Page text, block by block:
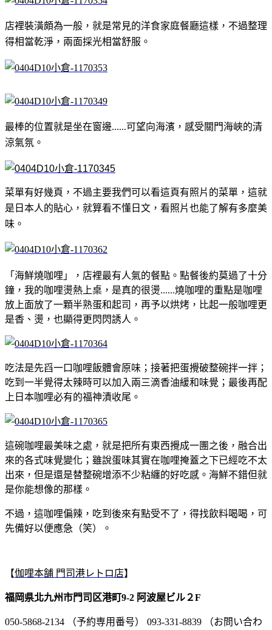
店裡裝潢頗為一般，就是常見的洋食家庭餐廳這樣，不過整理
得相當乾淨，兩面採光相當舒服。
最棒的位置就是坐在窗邊......可望向海濱，感受關門海峽的清
涼氣氛。
菜單有好幾頁，不過主要我們可以看這頁有照片的菜單，這就
是日本人的貼心，就算看不懂日文，看照片也能了解有多麼美
味。
「海鮮燒咖哩」，店裡最有人氣的餐點。點餐後約莫過了十分
鐘，我的咖哩燙熱上桌，是真的很燙......燒咖哩的重點是咖哩
放上面放了一顆半熟蛋和起司，再予以烘烤，比起一般咖哩更
是香、燙，也顯得更閃閃誘人。
吃法是先舀一口咖哩飯體會原味；接著把蛋攪破整碗拌一拌；
吃到一半覺得太辣時可以加入兩三滴香油緩和味覺；最後再配
上日本咖哩必有的福神漬收尾。
這碗咖哩最美味之處，就是把所有東西攪成一團之後，融合出
來的各式味覺變化；雖說蛋味其實在咖哩掩蓋之下已經吃不太
出來，但是還是替整碗增添不少粘纏的好吃感。海鮮不錯但就
是你能想像的那樣。
不過，這咖哩偏辣，吃到後來有點受不了，得找飲料喝喝，可
先備好以便應急（笑）。
【伽哩本舗 門司港レトロ店】
福岡県北九州市門司区港町9-2 阿波屋ビル２F
050-5868-2134 （予約専用番号） 093-331-8839 （お問い合わ